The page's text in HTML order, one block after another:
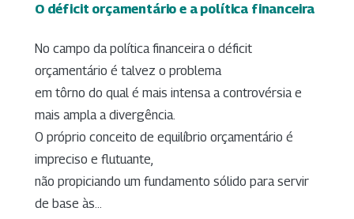
O déficit orçamentário e a política financeira
No campo da política financeira o déficit
orçamentário é talvez o problema
em tôrno do qual é mais intensa a controvérsia e
mais ampla a divergência.
O próprio conceito de equilíbrio orçamentário é
impreciso e flutuante,
não propiciando um fundamento sólido para servir
de base às...